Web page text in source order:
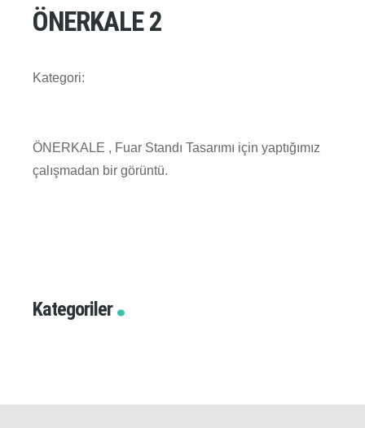
ÖNERKALE 2
Kategori:
ÖNERKALE , Fuar Standı Tasarımı için yaptığımız
çalışmadan bir görüntü.
Kategoriler